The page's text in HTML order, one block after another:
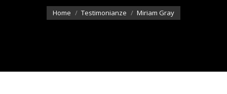
You are here:
Home Testimonianze Miriam Gray